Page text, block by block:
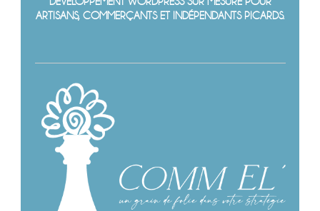
ARTISANS, COMMERÇANTS ET INDÉPENDANTS PICARDS.